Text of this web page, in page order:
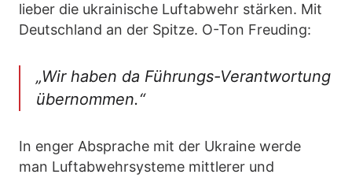
lieber die ukrainische Luftabwehr stärken. Mit
Deutschland an der Spitze. O-Ton Freuding:
„Wir haben da Führungs-Verantwortung
übernommen.“
In enger Absprache mit der Ukraine werde
man Luftabwehrsysteme mittlerer und